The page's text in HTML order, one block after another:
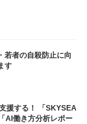
若者の自殺防止に向
す
援する！ 「SKYSEA
AI働き方分析レポー